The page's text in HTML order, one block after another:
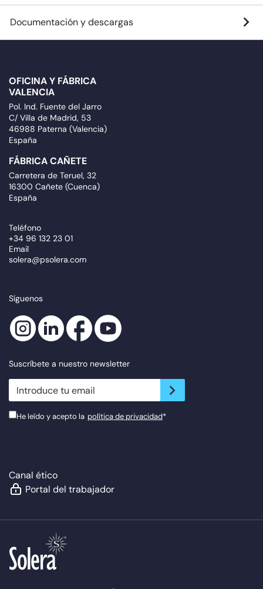
Documentación y descargas
OFICINA Y FÁBRICA
VALENCIA
Pol. Ind. Fuente del Jarro
C/ Villa de Madrid, 53
46988 Paterna (Valencia)
España
FÁBRICA CAÑETE
Carretera de Teruel, 32
16300 Cañete (Cuenca)
España
Teléfono
+34 96 132 23 01
Email
solera@psolera.com
Síguenos
Suscríbete a nuestro newsletter
newsletter.suscribe
He leído y acepto la política de privacidad*
Canal ético
Portal del trabajador